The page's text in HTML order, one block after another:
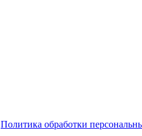
Политика обработки